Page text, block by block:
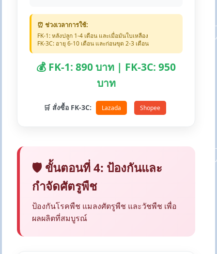
⏰ ช่วงเวลาการใช้:
FK-1: หลังปลูก 1-4 เดือน และเมื่อมันใบเหลือง
FK-3C: อายุ 6-10 เดือน และก่อนขุด 2-3 เดือน
💰 FK-1: 890 บาท | FK-3C: 950
บาท
🛒 สั่งซื้อ FK-3C: Lazada Shopee
🛡️ ขั้นตอนที่ 4: ป้องกันและ
กำจัดศัตรูพืช
ป้องกันโรคพืช แมลงศัตรูพืช และวัชพืช เพื่อ
ผลผลิตที่สมบูรณ์